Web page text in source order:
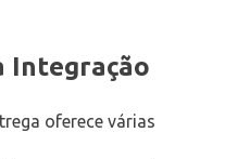
Integração
oferece várias